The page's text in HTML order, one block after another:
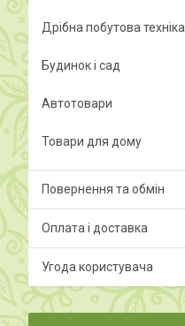
Дрібна побутова техніка
Будинок і сад
Автотовари
Товари для дому
Повернення та обмін
Оплата і доставка
Угода користувача